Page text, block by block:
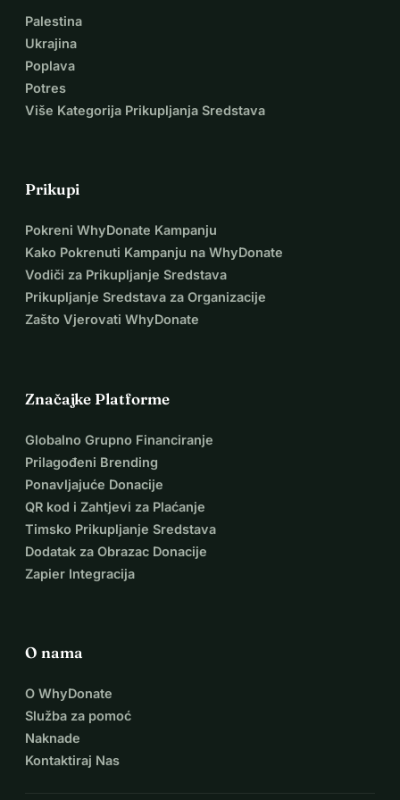
Palestina
Ukrajina
Poplava
Potres
Više Kategorija Prikupljanja Sredstava
Prikupi
Pokreni WhyDonate Kampanju
Kako Pokrenuti Kampanju na WhyDonate
Vodiči za Prikupljanje Sredstava
Prikupljanje Sredstava za Organizacije
Zašto Vjerovati WhyDonate
Značajke Platforme
Globalno Grupno Financiranje
Prilagođeni Brending
Ponavljajuće Donacije
QR kod i Zahtjevi za Plaćanje
Timsko Prikupljanje Sredstava
Dodatak za Obrazac Donacije
Zapier Integracija
O nama
O WhyDonate
Služba za pomoć
Naknade
Kontaktiraj Nas